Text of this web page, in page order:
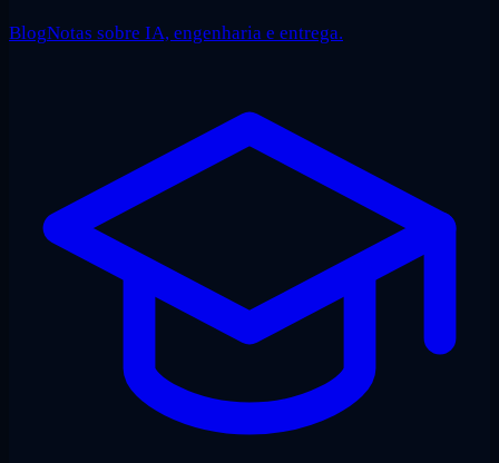
BlogNotas sobre IA, engenharia e entrega.